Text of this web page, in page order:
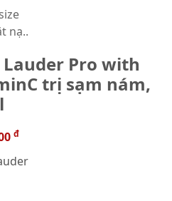
nạ..
Pro with
trị sạm nám,
đ